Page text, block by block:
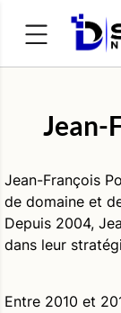
Jean-
Jean-François
de domaine et
Depuis 2004,
dans leur
Entre 2010 et